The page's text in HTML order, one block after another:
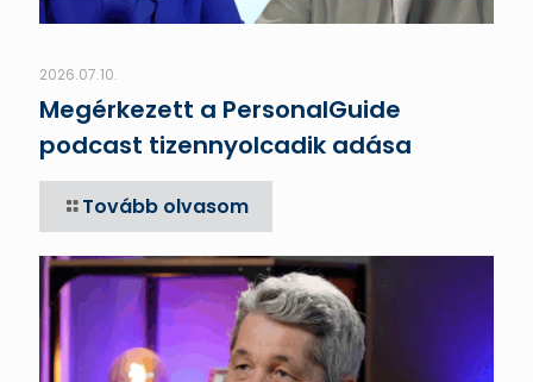
2026.07.10.
Megérkezett a PersonalGuide
podcast tizennyolcadik adása
Tovább olvasom